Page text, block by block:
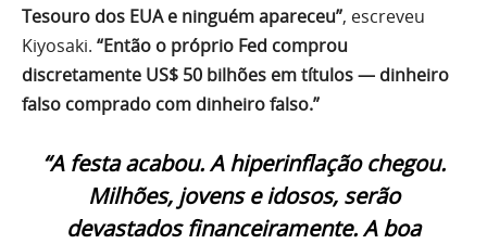
Tesouro dos EUA e ninguém apareceu”, escreveu
Kiyosaki. “Então o próprio Fed comprou
discretamente US$ 50 bilhões em títulos — dinheiro
falso comprado com dinheiro falso.”
“A festa acabou. A hiperinflação chegou.
Milhões, jovens e idosos, serão
devastados financeiramente. A boa